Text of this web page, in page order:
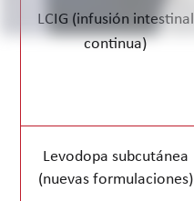
LCIG (infusión intestinal
continua)
Levodopa subcutánea
(nuevas formulaciones)